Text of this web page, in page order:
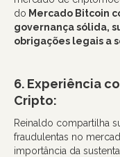
do Mercado Bitcoin
governança sólida,
obrigações legais a
6. Experiência
Cripto:
Reinaldo compartilha
fraudulentas no
importância da